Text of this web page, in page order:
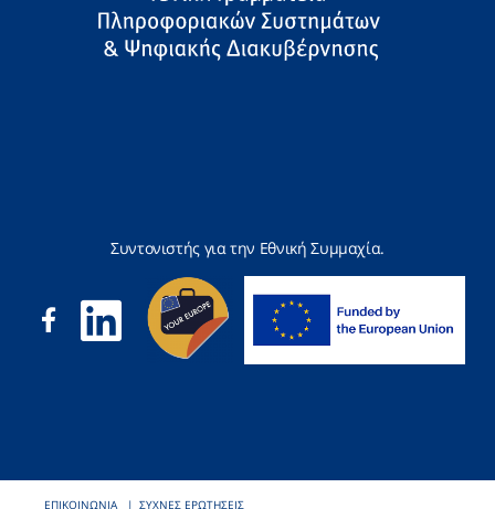
Συντονιστής για την Εθνική Συμμαχία.
ΕΠΙΚΟΙΝΩΝΙΑ ΣΥΧΝΕΣ ΕΡΩΤΗΣΕΙΣ